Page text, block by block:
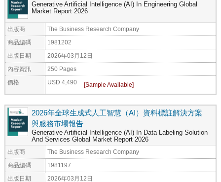
Generative Artificial Intelligence (AI) In Engineering Global
Market Report 2026
出版商 The Business Research Company
商品編碼 1981202
出版日期 2026年03月12日
內容資訊 250 Pages
價格 USD 4,490
2026年全球生成式人工智慧（AI）資料標註解決方案
與服務市場報告
Generative Artificial Intelligence (AI) In Data Labeling Solution
And Services Global Market Report 2026
出版商 The Business Research Company
商品編碼 1981197
出版日期 2026年03月12日